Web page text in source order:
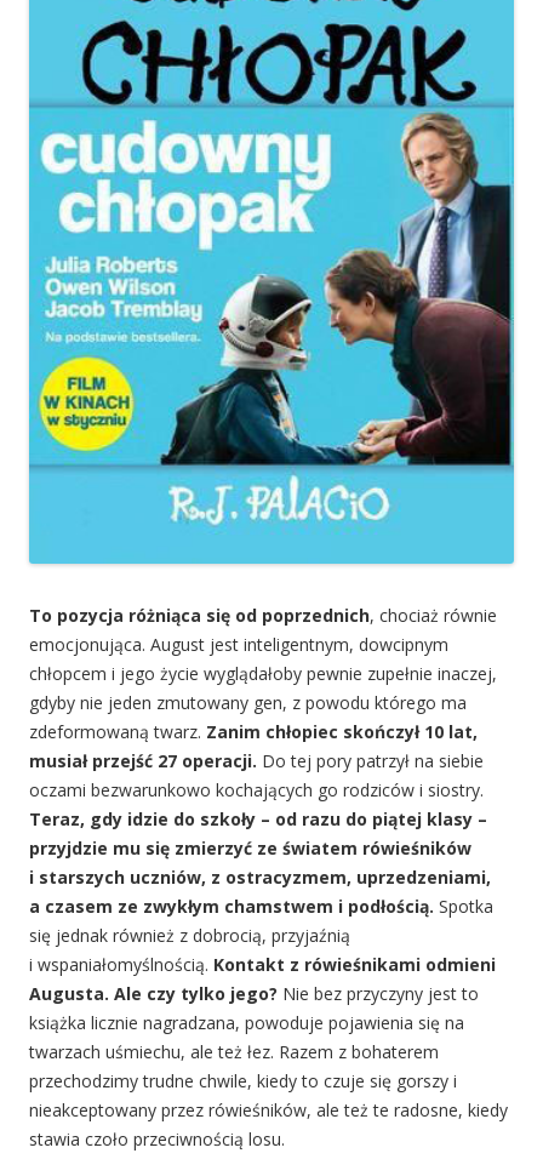
To pozycja różniąca się od poprzednich, chociaż równie
emocjonująca. August jest inteligentnym, dowcipnym
chłopcem i jego życie wyglądałoby pewnie zupełnie inaczej,
gdyby nie jeden zmutowany gen, z powodu którego ma
zdeformowaną twarz. Zanim chłopiec skończył 10 lat,
musiał przejść 27 operacji. Do tej pory patrzył na siebie
oczami bezwarunkowo kochających go rodziców i siostry.
Teraz, gdy idzie do szkoły – od razu do piątej klasy –
przyjdzie mu się zmierzyć ze światem rówieśników
i starszych uczniów, z ostracyzmem, uprzedzeniami,
a czasem ze zwykłym chamstwem i podłością. Spotka
się jednak również z dobrocią, przyjaźnią
i wspaniałomyślnością. Kontakt z rówieśnikami odmieni
Augusta. Ale czy tylko jego? Nie bez przyczyny jest to
książka licznie nagradzana, powoduje pojawienia się na
twarzach uśmiechu, ale też łez. Razem z bohaterem
przechodzimy trudne chwile, kiedy to czuje się gorszy i
nieakceptowany przez rówieśników, ale też te radosne, kiedy
stawia czoło przeciwnością losu.